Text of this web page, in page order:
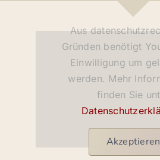
Aus
Gründen benötigt
Einwilligung um
werden. Mehr
finden Sie
Akzeptieren